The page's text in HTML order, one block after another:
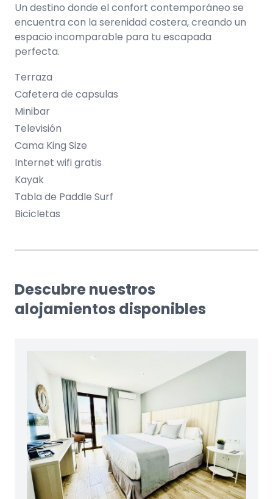
Un destino donde el confort contemporáneo se
encuentra con la serenidad costera, creando un
espacio incomparable para tu escapada
perfecta.
Terraza
Cafetera de capsulas
Minibar
Televisión
Cama King Size
Internet wifi gratis
Kayak
Tabla de Paddle Surf
Bicicletas
Descubre nuestros
alojamientos disponibles